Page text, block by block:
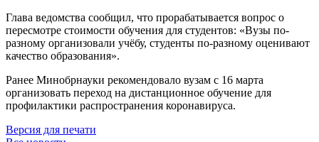
Глава ведомства сообщил, что прорабатывается вопрос о
пересмотре стоимости обучения для студентов: «Вузы по-
разному организовали учёбу, студенты по-разному оценивают
качество образования».
Ранее Минобрнауки рекомендовало вузам с 16 марта
организовать переход на дистанционное обучение для
профилактики распространения коронавируса.
Версия для печати